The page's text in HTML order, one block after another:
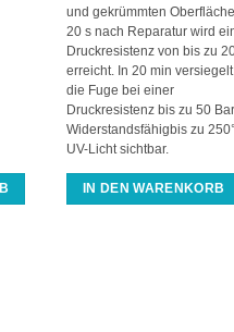
und gekrümmten
20 s nach Reparatur wird
Druckresistenz von bis zu
erreicht. In 20 min
die Fuge bei einer
Druckresistenz bis zu 50 Bar.
Widerstandsfähigbis zu
UV-Licht sichtbar.
IN DEN WARENKORB